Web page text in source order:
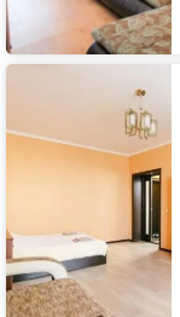
Апартаменты
175